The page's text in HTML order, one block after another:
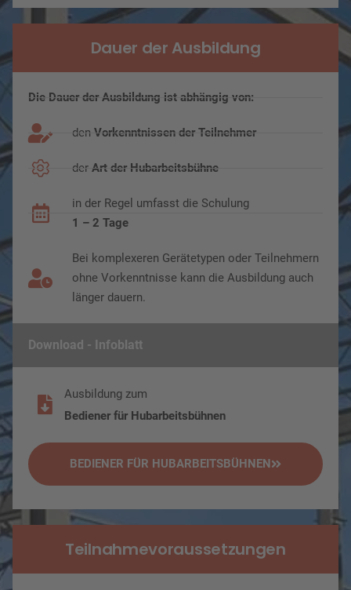
Dauer der Ausbildung
Die Dauer der Ausbildung ist abhängig von:
denVorkenntnissen der Teilnehmer
derArt der Hubarbeitsbühne
in der Regel umfasst die Schulung
1 – 2 Tage
Bei komplexeren Gerätetypen oder Teilnehmern
ohne Vorkenntnisse kann die Ausbildung auch
länger dauern.
Download - Infoblatt
Ausbildung zum
Bediener für Hubarbeitsbühnen
BEDIENER FÜR HUBARBEITSBÜHNEN
Teilnahmevoraussetzungen​